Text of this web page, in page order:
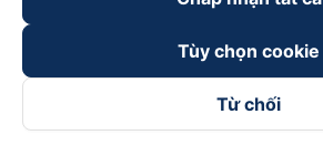
Tùy chọn cookie
Từ chối